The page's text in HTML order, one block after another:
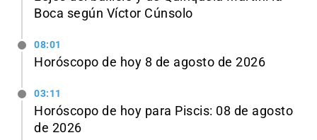
Boca según Víctor Cúnsolo
08:01
Horóscopo de hoy 8 de agosto de 2026
03:11
Horóscopo de hoy para Piscis: 08 de agosto
de 2026